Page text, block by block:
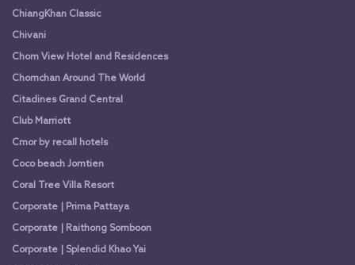
ChiangKhan Classic
Chivani
Chom View Hotel and Residences
Chomchan Around The World
Citadines Grand Central
Club Marriott
Cmor by recall hotels
Coco beach Jomtien
Coral Tree Villa Resort
Corporate | Prima Pattaya
Corporate | Raithong Somboon
Corporate | Splendid Khao Yai